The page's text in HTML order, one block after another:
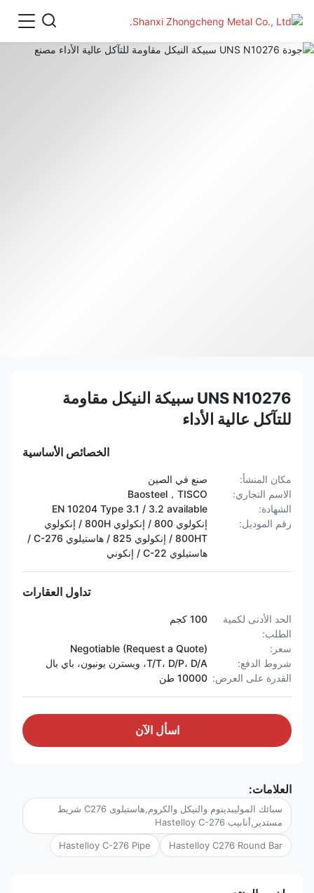
UNS N10276 سبيكة النيكل مقاومة
للتآكل عالية الأداء
الخصائص الأساسية
مكان المنشأ:
صنع في الصين
الاسم التجاري:
Baosteel，TISCO
الشهادة:
EN 10204 Type 3.1 / 3.2 available
رقم الموديل:
إنكولوي 800 / إنكولوي 800H / إنكولوي
800HT / ​​إنكولوي 825 / هاستيلوي C-276 /
هاستيلوي C-22 / إنكوني
تداول العقارات
الحد الأدنى لكمية
الطلب:
100 كجم
سعر:
Negotiable (Request a Quote)
شروط الدفع:
T/T، D/P، D/A، ويسترن يونيون، باي بال
القدرة على العرض: 10000 طن
اسأل الآن
العلامات:
سبائك الموليبدينوم والنيكل والكروم,هاستيلوى C276 شريط
مستدير,أنابيب Hastelloy C-276
Hastelloy C276 Round Bar
Hastelloy C-276 Pipe